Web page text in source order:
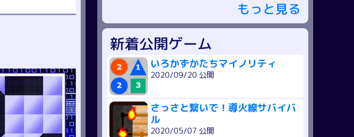
もっと見る
新着公開ゲーム
いろかずかたちマイノリティ
2020/09/20 公開
さっさと繋いで！導火線サバイバ
ル
2020/05/07 公開